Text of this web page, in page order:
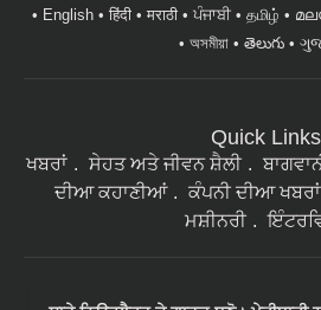
English हिंदी मराठी ਪੰਜਾਬੀ தமிழ்
অসমীয়া
తెలుగు
Quick Links
ਖਬਰਾਂ ਸੇਹਤ ਅਤੇ ਜੀਵਨ ਸ਼ੈਲੀ
ਦੀਆ ਕਹਾਣੀਆਂ
ਕੰਪਨੀ ਦੀਆ ਖਬਰਾਂ
ਮਸ਼ੀਨਰੀ